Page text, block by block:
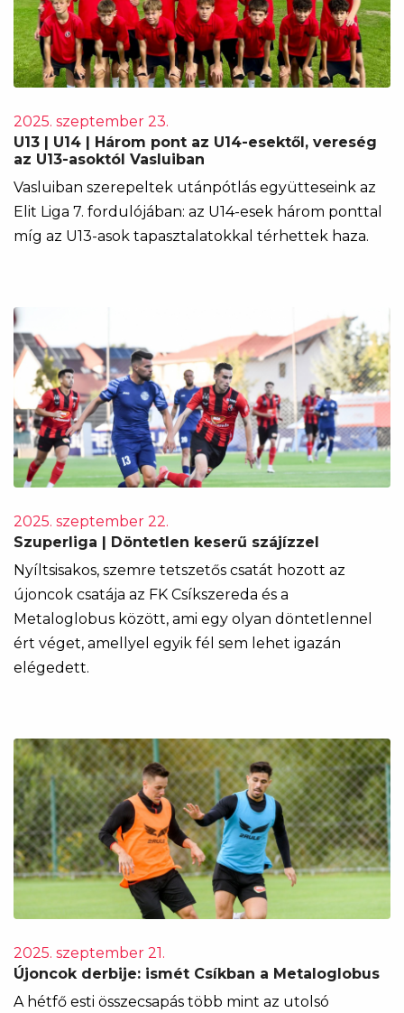
2025. szeptember 23.
U13 | U14 | Három pont az U14-esektől, vereség
az U13-asoktól Vasluiban
Vasluiban szerepeltek utánpótlás együtteseink az
Elit Liga 7. fordulójában: az U14-esek három ponttal
míg az U13-asok tapasztalatokkal térhettek haza.
2025. szeptember 22.
Szuperliga | Döntetlen keserű szájízzel
Nyíltsisakos, szemre tetszetős csatát hozott az
újoncok csatája az FK Csíkszereda és a
Metaloglobus között, ami egy olyan döntetlennel
ért véget, amellyel egyik fél sem lehet igazán
elégedett.
2025. szeptember 21.
Újoncok derbije: ismét Csíkban a Metaloglobus
A hétfő esti összecsapás több mint az utolsó